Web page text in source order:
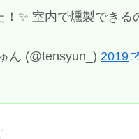
！✨ 室内で燻製できる
ん (@tensyun_) 2019